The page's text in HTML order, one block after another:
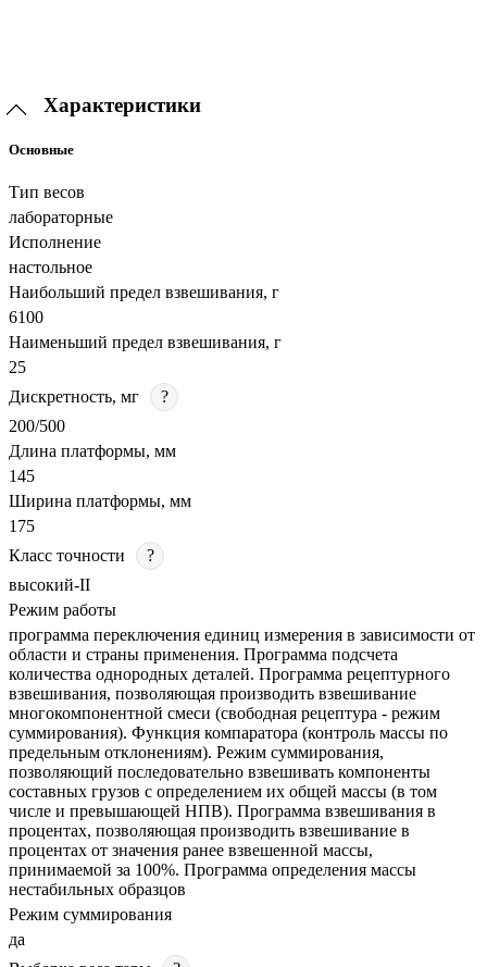
Характеристики
Основные
Тип весов
лабораторные
Исполнение
настольное
Наибольший предел взвешивания, г
6100
Наименьший предел взвешивания, г
25
Дискретность, мг
?
200/500
Длина платформы, мм
145
Ширина платформы, мм
175
Класс точности
?
высокий-II
Режим работы
программа переключения единиц измерения в зависимости от
области и страны применения. Программа подсчета
количества однородных деталей. Программа рецептурного
взвешивания, позволяющая производить взвешивание
многокомпонентной смеси (свободная рецептура - режим
суммирования). Функция компаратора (контроль массы по
предельным отклонениям). Режим суммирования,
позволяющий последовательно взвешивать компоненты
составных грузов с определением их общей массы (в том
числе и превышающей НПВ). Программа взвешивания в
процентах, позволяющая производить взвешивание в
процентах от значения ранее взвешенной массы,
принимаемой за 100%. Программа определения массы
нестабильных образцов
Режим суммирования
да